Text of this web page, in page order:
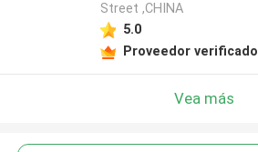
Street ,CHINA
5.0
Proveedor verificado
Vea más